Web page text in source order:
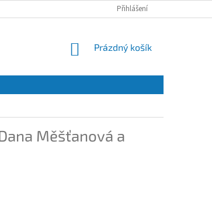
ÚDAJŮ A JEJICH POUŽÍVÁNÍ O NÁS
Přihlášení
NÁKUPNÍ
Prázdný košík
Měšťanová a